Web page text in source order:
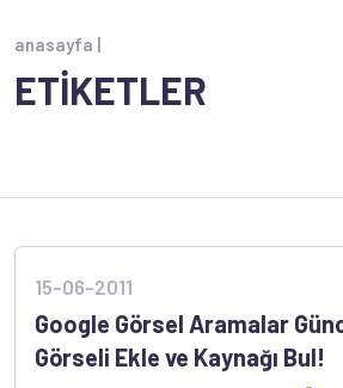
anasayfa |
ETİKETLER
15-06-2011
Google Görsel Aramalar
Görseli Ekle ve Kaynağı Bul!